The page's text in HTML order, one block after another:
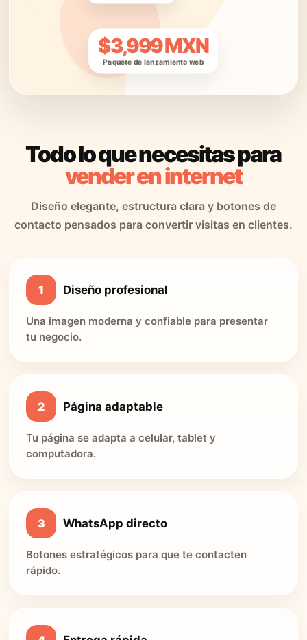
$3,999 MXN
Paquete de lanzamiento web
Todo lo que necesitas para
vender en internet
Diseño elegante, estructura clara y botones de
contacto pensados para convertir visitas en clientes.
1 Diseño profesional
Una imagen moderna y confiable para presentar
tu negocio.
2 Página adaptable
Tu página se adapta a celular, tablet y
computadora.
3 WhatsApp directo
Botones estratégicos para que te contacten
rápido.